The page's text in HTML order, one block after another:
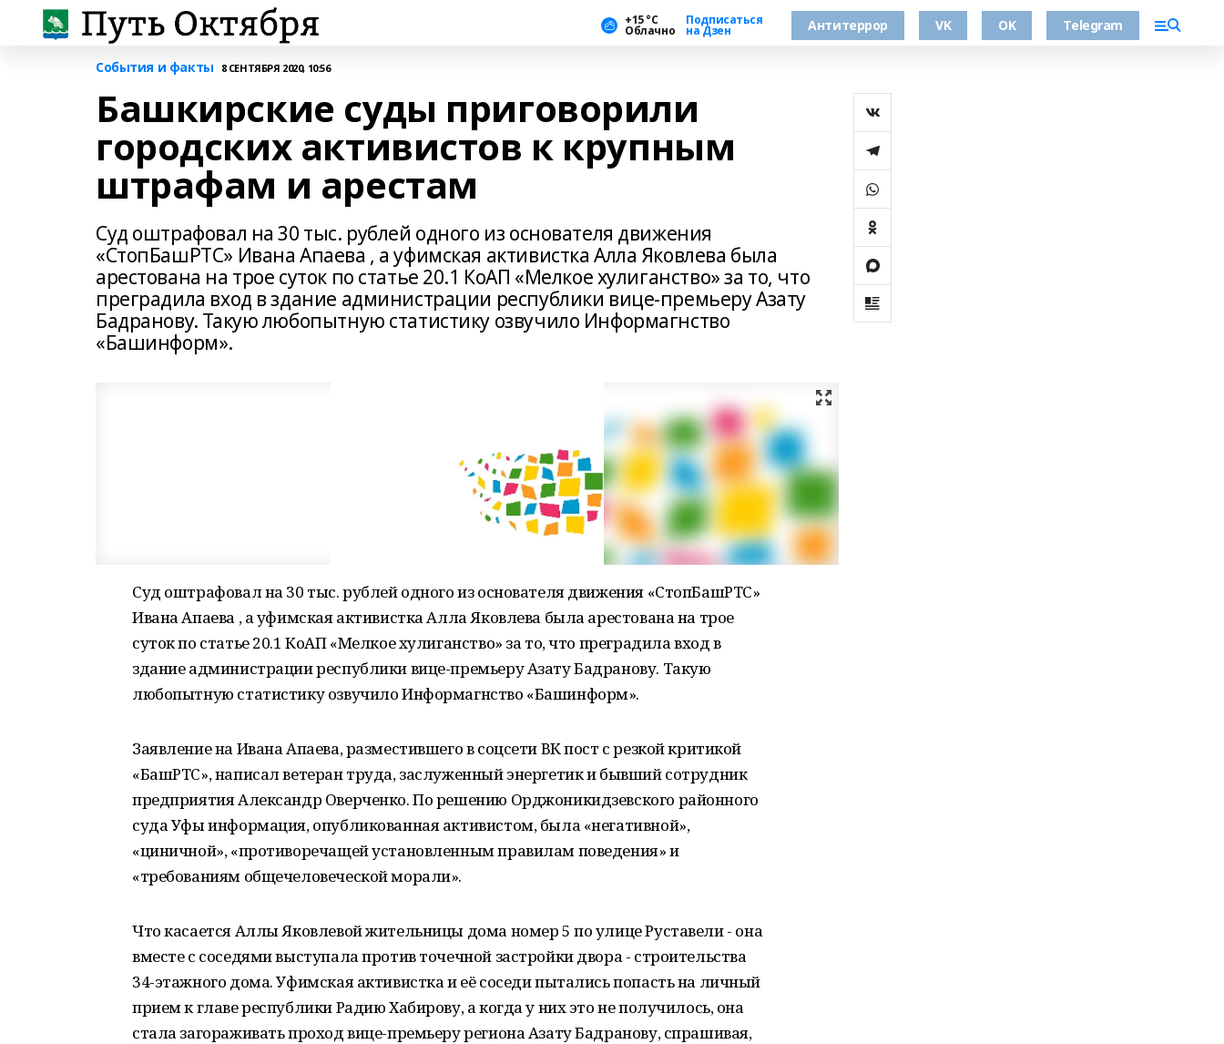
+15 °С
Облачно
Подписаться
на Дзен Антитеррор VK OK Telegram
События и факты 8 СЕНТЯБРЯ 2020, 10:56
Башкирские суды приговорили
городских активистов к крупным
штрафам и арестам
Суд оштрафовал на 30 тыс. рублей одного из основателя движения
«СтопБашРТС» Ивана Апаева , а уфимская активистка Алла Яковлева была
арестована на трое суток по статье 20.1 КоАП «Мелкое хулиганство» за то, что
преградила вход в здание администрации республики вице-премьеру Азату
Бадранову. Такую любопытную статистику озвучило Информагнство
«Башинформ».
Суд оштрафовал на 30 тыс. рублей одного из основателя движения «СтопБашРТС»
Ивана Апаева , а уфимская активистка Алла Яковлева была арестована на трое
суток по статье 20.1 КоАП «Мелкое хулиганство» за то, что преградила вход в
здание администрации республики вице-премьеру Азату Бадранову. Такую
любопытную статистику озвучило Информагнство «Башинформ».
Заявление на Ивана Апаева, разместившего в соцсети ВК пост с резкой критикой
«БашРТС», написал ветеран труда, заслуженный энергетик и бывший сотрудник
предприятия Александр Оверченко. По решению Орджоникидзевского районного
суда Уфы информация, опубликованная активистом, была «негативной»,
«циничной», «противоречащей установленным правилам поведения» и
«требованиям общечеловеческой морали».
Что касается Аллы Яковлевой жительницы дома номер 5 по улице Руставели - она
вместе с соседями выступала против точечной застройки двора - строительства
34-этажного дома. Уфимская активистка и её соседи пытались попасть на личный
прием к главе республики Радию Хабирову, а когда у них это не получилось, она
стала загораживать проход вице-премьеру региона Азату Бадранову, спрашивая,